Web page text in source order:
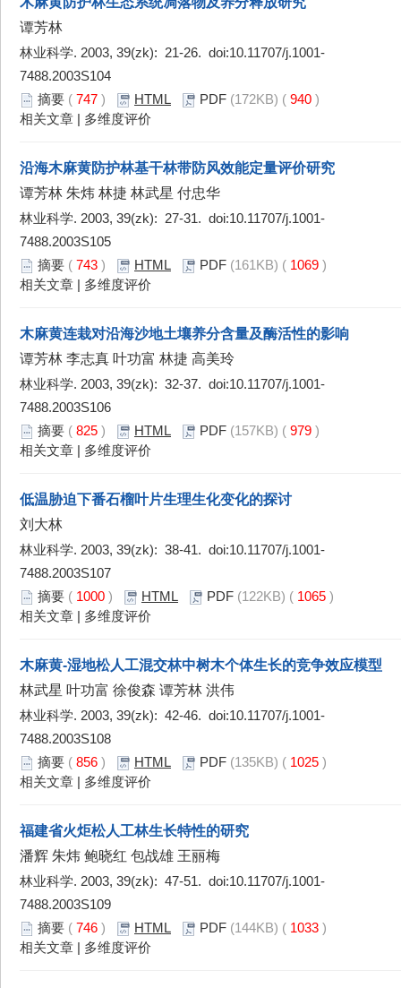
谭芳林
林业科学. 2003, 39(zk): 21-26. doi:10.11707/j.1001-
7488.2003S104
摘要 ( 747 ) HTML PDF (172KB) ( 940 )
相关文章
多维度评价
沿海木麻黄防护林基干林带防风效能定量评价研究
谭芳林 朱炜 林捷 林武星 付忠华
林业科学. 2003, 39(zk): 27-31. doi:10.11707/j.1001-
7488.2003S105
摘要 ( 743 ) HTML PDF (161KB) ( 1069 )
相关文章
多维度评价
木麻黄连栽对沿海沙地土壤养分含量及酶活性的影响
谭芳林 李志真 叶功富 林捷 高美玲
林业科学. 2003, 39(zk): 32-37. doi:10.11707/j.1001-
7488.2003S106
摘要 ( 825 ) HTML PDF (157KB) ( 979 )
相关文章
多维度评价
低温胁迫下番石榴叶片生理生化变化的探讨
刘大林
林业科学. 2003, 39(zk): 38-41. doi:10.11707/j.1001-
7488.2003S107
摘要 ( 1000 ) HTML PDF (122KB) ( 1065 )
相关文章
多维度评价
木麻黄-湿地松人工混交林中树木个体生长的竞争效应模型
林武星 叶功富 徐俊森 谭芳林 洪伟
林业科学. 2003, 39(zk): 42-46. doi:10.11707/j.1001-
7488.2003S108
摘要 ( 856 ) HTML PDF (135KB) ( 1025 )
相关文章
多维度评价
福建省火炬松人工林生长特性的研究
潘辉 朱炜 鲍晓红 包战雄 王丽梅
林业科学. 2003, 39(zk): 47-51. doi:10.11707/j.1001-
7488.2003S109
摘要 ( 746 ) HTML PDF (144KB) ( 1033 )
相关文章
多维度评价